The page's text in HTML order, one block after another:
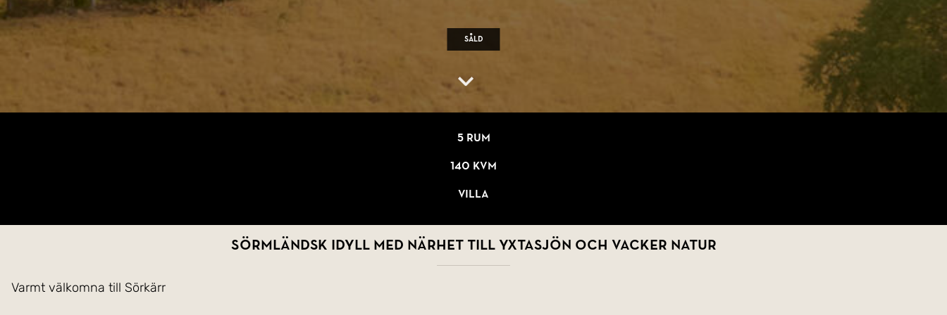
Såld
5 rum
140 kvm
Villa
Sörmländsk idyll med närhet till Yxtasjön och vacker natur
Varmt välkomna till Sörkärr